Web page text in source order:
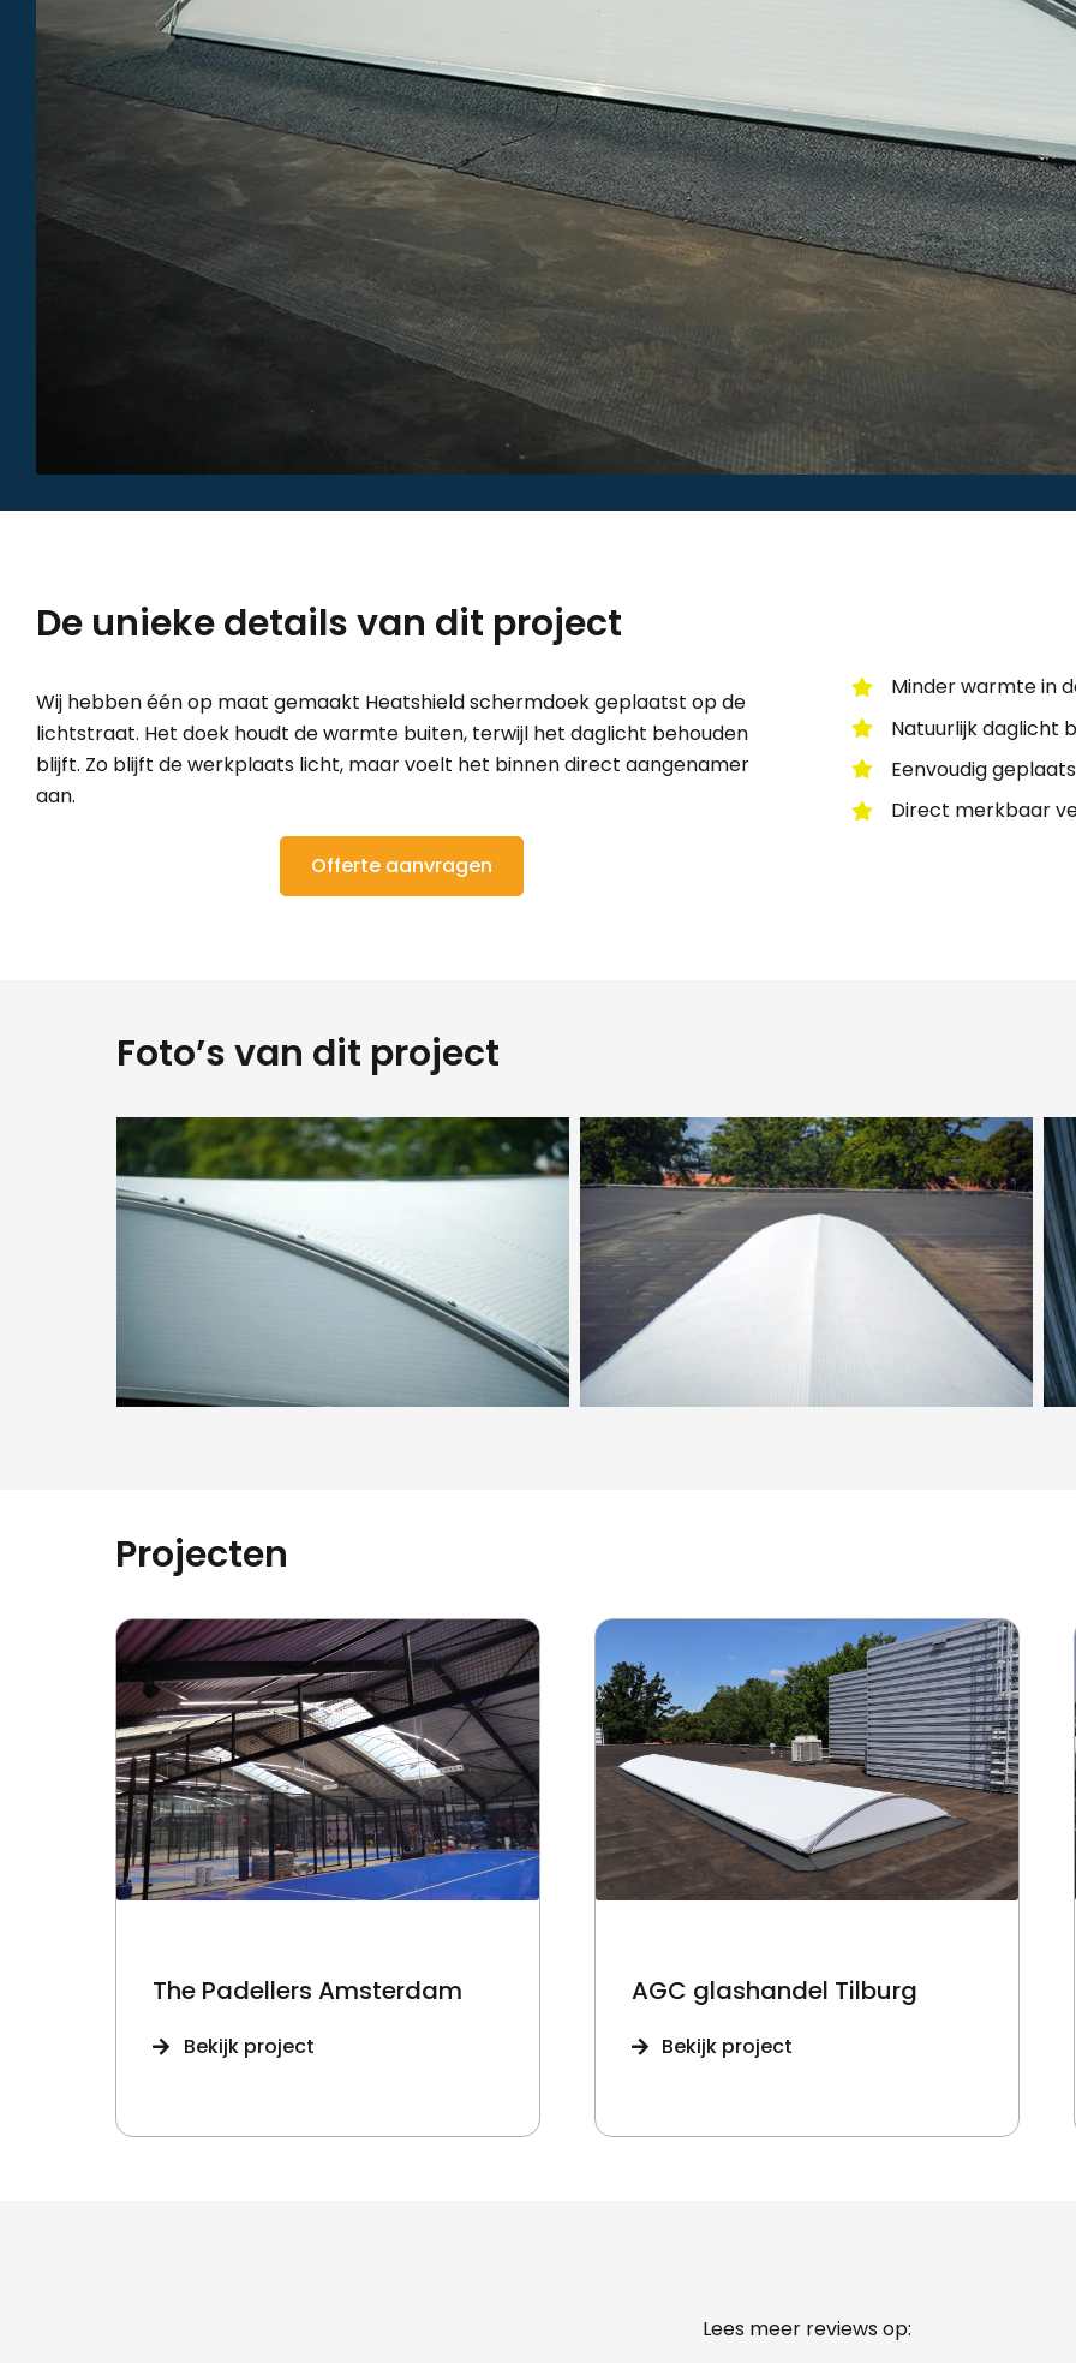
De unieke details van dit project
Wij hebben één op maat gemaakt Heatshield schermdoek geplaatst op de
lichtstraat. Het doek houdt de warmte buiten, terwijl het daglicht behouden
blijft. Zo blijft de werkplaats licht, maar voelt het binnen direct aangenamer
aan.
Offerte aanvragen
Minder warmte in
Natuurlijk daglicht
Eenvoudig
Direct merkbaar
Foto’s van dit project
Projecten
The Padellers Amsterdam
Bekijk project
AGC glashandel Tilburg
Bekijk project
Lees meer reviews op: